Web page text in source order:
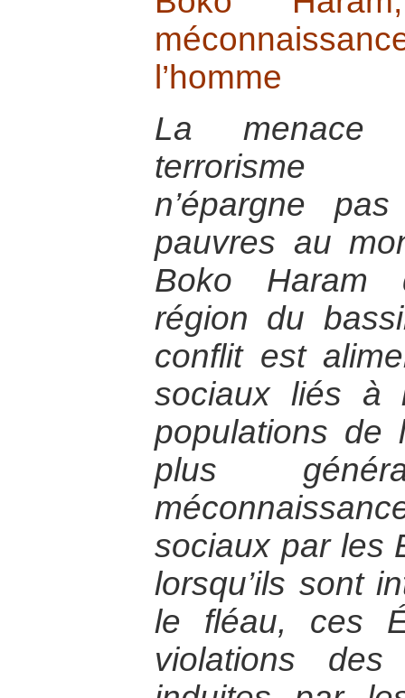
l’homme
La menace
terrorisme
n’épargne
pauvres au
Boko Haram
région du
conflit est
sociaux liés à
populations de
plus
sociaux par les
lorsqu’ils sont
le fléau, ces
violations